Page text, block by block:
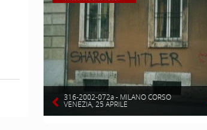
316-2002-072a - MILANO CORSO
VENEZIA, 25 APRILE